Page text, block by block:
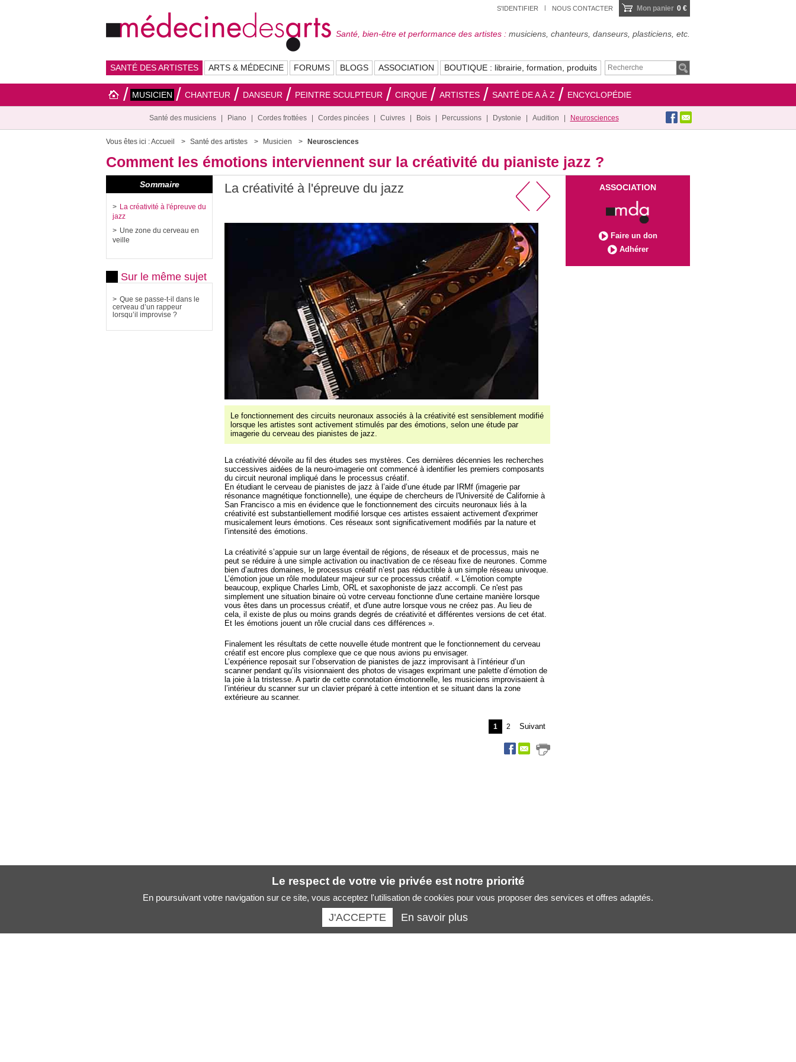
S'IDENTIFIER NOUS CONTACTER Mon panier 0 €
Santé, bien-être et performance des artistes : musiciens, chanteurs, danseurs, plasticiens, etc.
SANTÉ DES ARTISTES ARTS & MÉDECINE FORUMS BLOGS ASSOCIATION BOUTIQUE : librairie, formation, produits
MUSICIEN CHANTEUR DANSEUR PEINTRE SCULPTEUR CIRQUE ARTISTES SANTÉ DE A À Z ENCYCLOPÉDIE
Santé des musiciens Piano Cordes frottées Cordes pincées Cuivres Bois Percussions Dystonie Audition Neurosciences
Vous êtes ici :Accueil Santé des artistes Musicien Neurosciences
Comment les émotions interviennent sur la créativité du pianiste jazz ?
La créativité à l'épreuve du jazz
Le fonctionnement des circuits neuronaux associés à la créativité est sensiblement modifié
lorsque les artistes sont activement stimulés par des émotions, selon une étude par
imagerie du cerveau des pianistes de jazz.
La créativité dévoile au fil des études ses mystères. Ces dernières décennies les recherches
successives aidées de la neuro-imagerie ont commencé à identifier les premiers composants
du circuit neuronal impliqué dans le processus créatif.
En étudiant le cerveau de pianistes de jazz à l’aide d’une étude par IRMf (imagerie par
résonance magnétique fonctionnelle), une équipe de chercheurs de l'Université de Californie à
San Francisco a mis en évidence que le fonctionnement des circuits neuronaux liés à la
créativité est substantiellement modifié lorsque ces artistes essaient activement d'exprimer
musicalement leurs émotions. Ces réseaux sont significativement modifiés par la nature et
l’intensité des émotions.
La créativité s’appuie sur un large éventail de régions, de réseaux et de processus, mais ne
peut se réduire à une simple activation ou inactivation de ce réseau fixe de neurones. Comme
bien d’autres domaines, le processus créatif n’est pas réductible à un simple réseau univoque.
L’émotion joue un rôle modulateur majeur sur ce processus créatif. « L'émotion compte
beaucoup, explique Charles Limb, ORL et saxophoniste de jazz accompli. Ce n'est pas
simplement une situation binaire où votre cerveau fonctionne d'une certaine manière lorsque
vous êtes dans un processus créatif, et d'une autre lorsque vous ne créez pas. Au lieu de
cela, il existe de plus ou moins grands degrés de créativité et différentes versions de cet état.
Et les émotions jouent un rôle crucial dans ces différences ».
Finalement les résultats de cette nouvelle étude montrent que le fonctionnement du cerveau
créatif est encore plus complexe que ce que nous avions pu envisager.
L’expérience reposait sur l’observation de pianistes de jazz improvisant à l’intérieur d’un
scanner pendant qu’ils visionnaient des photos de visages exprimant une palette d’émotion de
la joie à la tristesse. A partir de cette connotation émotionnelle, les musiciens improvisaient à
l’intérieur du scanner sur un clavier préparé à cette intention et se situant dans la zone
extérieure au scanner.
1 2 Suivant
Sommaire
La créativité à l'épreuve du
jazz
Une zone du cerveau en
veille
Sur le même sujet
Que se passe-t-il dans le
cerveau d’un rappeur
lorsqu’il improvise ?
ASSOCIATION
Faire un don
Adhérer
Le respect de votre vie privée est notre priorité
En poursuivant votre navigation sur ce site, vous acceptez l'utilisation de cookies pour vous proposer des services et offres adaptés.
J'ACCEPTE En savoir plus